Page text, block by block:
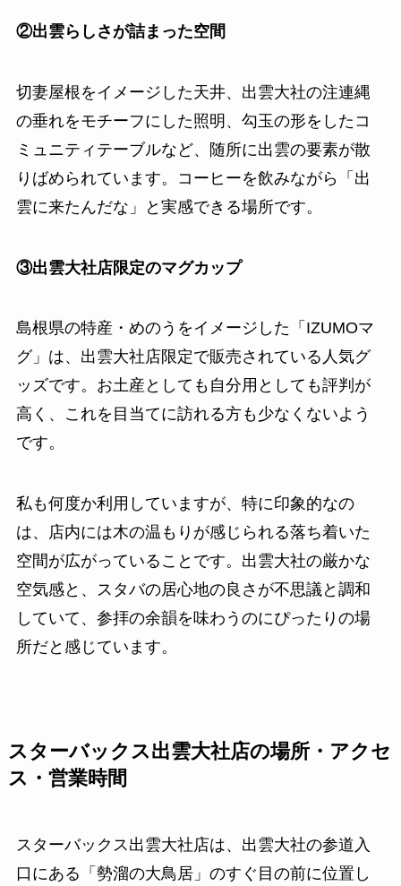
②出雲らしさが詰まった空間
切妻屋根をイメージした天井、出雲大社の注連縄
の垂れをモチーフにした照明、勾玉の形をしたコ
ミュニティテーブルなど、随所に出雲の要素が散
りばめられています。コーヒーを飲みながら「出
雲に来たんだな」と実感できる場所です。
③出雲大社店限定のマグカップ
島根県の特産・めのうをイメージした「IZUMOマ
グ」は、出雲大社店限定で販売されている人気グ
ッズです。お土産としても自分用としても評判が
高く、これを目当てに訪れる方も少なくないよう
です。
私も何度か利用していますが、特に印象的なの
は、店内には木の温もりが感じられる落ち着いた
空間が広がっていることです。出雲大社の厳かな
空気感と、スタバの居心地の良さが不思議と調和
していて、参拝の余韻を味わうのにぴったりの場
所だと感じています。
スターバックス出雲大社店の場所・アクセ
ス・営業時間
スターバックス出雲大社店は、出雲大社の参道入
口にある「勢溜の大鳥居」のすぐ目の前に位置し